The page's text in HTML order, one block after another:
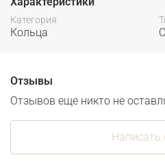
Категория
Кольца
Отзывы
Отзывов еще никто не
Написать